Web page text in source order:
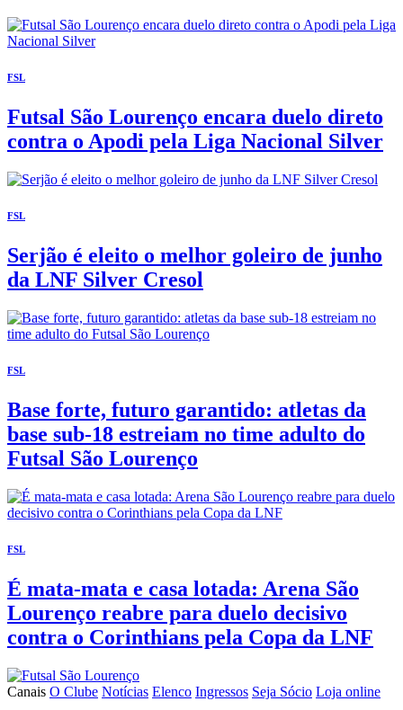
FSL
Futsal São Lourenço encara duelo direto
contra o Apodi pela Liga Nacional Silver
FSL
Serjão é eleito o melhor goleiro de junho
da LNF Silver Cresol
FSL
Base forte, futuro garantido: atletas da
base sub-18 estreiam no time adulto do
Futsal São Lourenço
FSL
É mata-mata e casa lotada: Arena São
Lourenço reabre para duelo decisivo
contra o Corinthians pela Copa da LNF
Canais O Clube Notícias Elenco Ingressos Seja Sócio Loja online